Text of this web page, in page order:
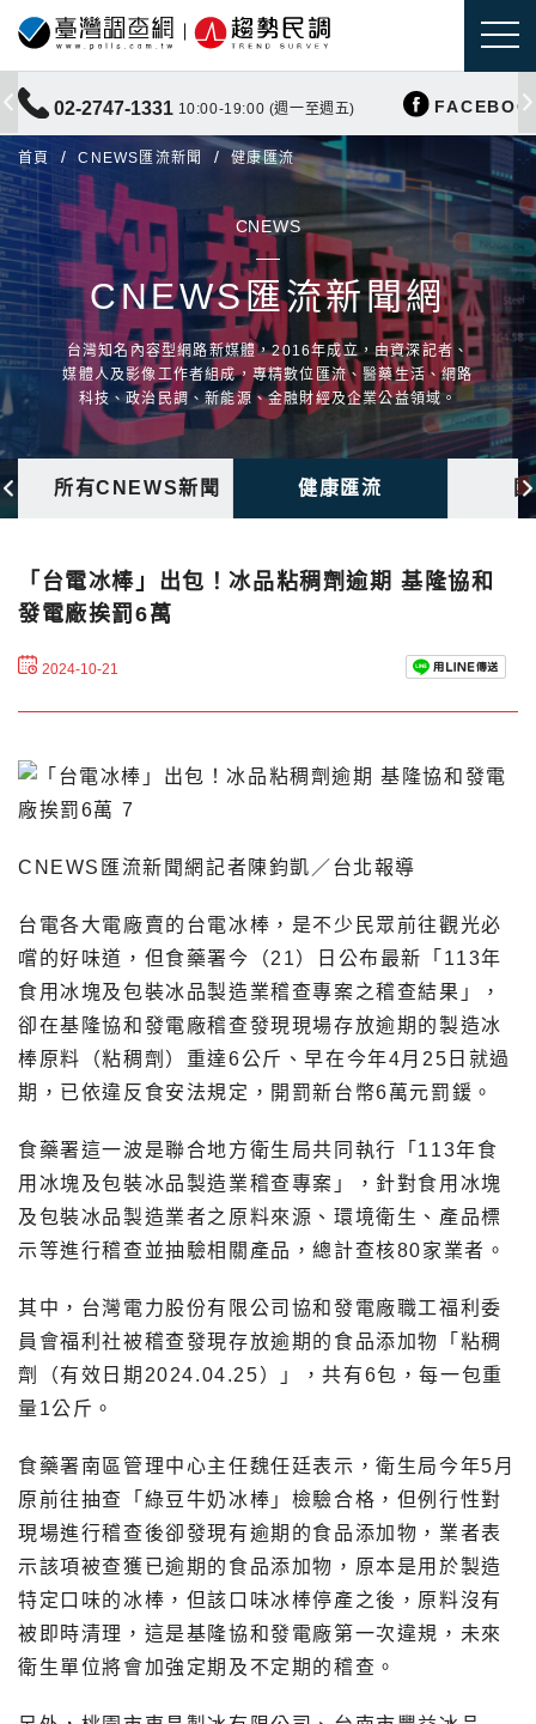
02-2747-1331 10:00-19:00 (週一至週五)
首頁 CNEWS匯流新聞 健康匯流
CNEWS
CNEWS匯流新聞網
台灣知名內容型網路新媒體，2016年成立，由資深記者、
媒體人及影像工作者組成，專精數位匯流、醫藥生活、網路
科技、政治民調、新能源、金融財經及企業公益領域。
所有CNEWS新聞 健康匯流
「台電冰棒」出包！冰品粘稠劑逾期 基隆協和
發電廠挨罰6萬
2024-10-21
CNEWS匯流新聞網記者陳鈞凱／台北報導
台電各大電廠賣的台電冰棒，是不少民眾前往觀光必
嚐的好味道，但食藥署今（21）日公布最新「113年
食用冰塊及包裝冰品製造業稽查專案之稽查結果」，
卻在基隆協和發電廠稽查發現現場存放逾期的製造冰
棒原料（粘稠劑）重達6公斤、早在今年4月25日就過
期，已依違反食安法規定，開罰新台幣6萬元罰鍰。
食藥署這一波是聯合地方衛生局共同執行「113年食
用冰塊及包裝冰品製造業稽查專案」，針對食用冰塊
及包裝冰品製造業者之原料來源、環境衛生、產品標
示等進行稽查並抽驗相關產品，總計查核80家業者。
其中，台灣電力股份有限公司協和發電廠職工福利委
員會福利社被稽查發現存放逾期的食品添加物「粘稠
劑（有效日期2024.04.25）」，共有6包，每一包重
量1公斤。
食藥署南區管理中心主任魏任廷表示，衛生局今年5月
原前往抽查「綠豆牛奶冰棒」檢驗合格，但例行性對
現場進行稽查後卻發現有逾期的食品添加物，業者表
示該項被查獲已逾期的食品添加物，原本是用於製造
特定口味的冰棒，但該口味冰棒停產之後，原料沒有
被即時清理，這是基隆協和發電廠第一次違規，未來
衛生單位將會加強定期及不定期的稽查。